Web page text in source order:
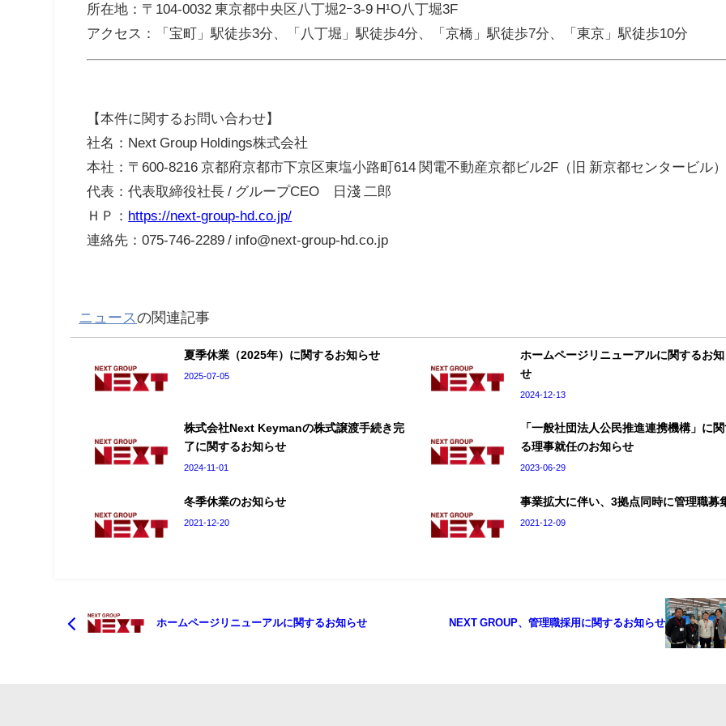
所在地：〒104-0032 東京都中央区八丁堀2ｰ3-9 H¹O八丁堀3F
アクセス：「宝町」駅徒歩3分、「八丁堀」駅徒歩4分、「京橋」駅徒歩7分、「東京」駅徒歩10分
【本件に関するお問い合わせ】
社名：Next Group Holdings株式会社
本社：〒600-8216 京都府京都市下京区東塩小路町614 関電不動産京都ビル2F（旧 新京都センタービル
代表：代表取締役社長 / グループCEO 日淺 二郎
ＨＰ： https://next-group-hd.co.jp/
連絡先：075-746-2289 / info@next-group-hd.co.jp
ニュースの関連記事
夏季休業（2025年）に関するお知らせ
2025-07-05
ホームページリニューアルに関するお
せ
2024-12-13
株式会社Next Keymanの株式譲渡手続き完
了に関するお知らせ
2024-11-01
「一般社団法人公民推進連携機構」に
る理事就任のお知らせ
2023-06-29
冬季休業のお知らせ
2021-12-20
事業拡大に伴い、3拠点同時に管理職募
2021-12-09
ホームページリニューアルに関するお知らせ NEXT GROUP、管理職採用に関するお知らせ